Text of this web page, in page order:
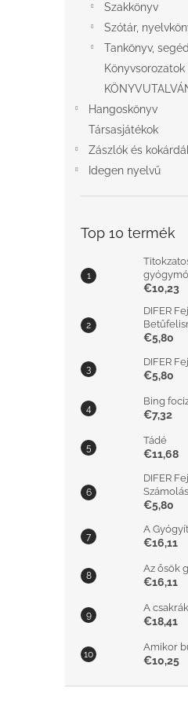
Szakkönyv
Szótár,
Tankönyv,
Könyvsorozatok
Hangoskönyv
Társasjátékok
Zászlók és
Idegen nyelvű
Top 10 termék
€10,23
DIFER
€5,80
DIFER
€5,80
Bing
€7,32
Tádé
€11,68
DIFER
Számolás
€5,80
A
€16,11
Az ősök
€16,11
A
€18,41
Amikor
€10,25